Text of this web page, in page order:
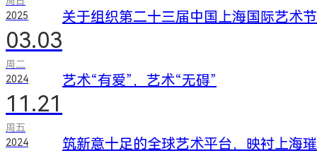
2025
03.03
周二
关于组织第二十三届中国上海国际艺术
2024
11.21
周五
艺术“有爱”，艺术“无碍”
2024 筑新意十足的全球艺术平台，映衬上海